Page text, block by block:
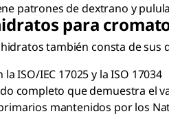
patrones de dextrano y
para
también consta de
ISO/IEC 17025 y la ISO 17034
completo que demuestra el
mantenidos por los